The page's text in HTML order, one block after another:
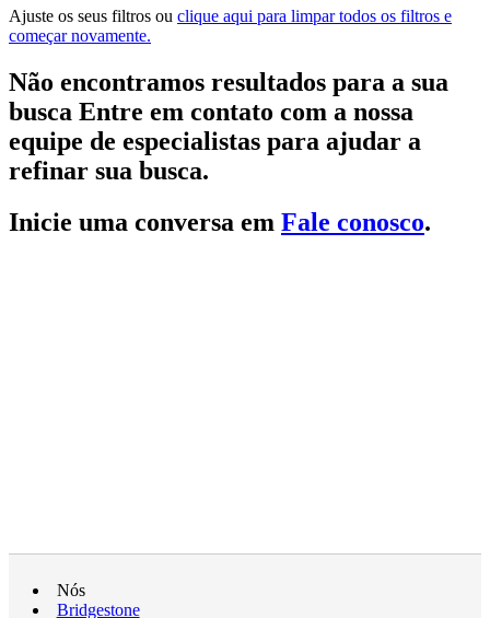
Ajuste os seus filtros ou clique aqui para limpar todos os filtros e
começar novamente.
Não encontramos resultados para a sua
busca Entre em contato com a nossa
equipe de especialistas para ajudar a
refinar sua busca.
Inicie uma conversa em Fale conosco.
Nós
Bridgestone